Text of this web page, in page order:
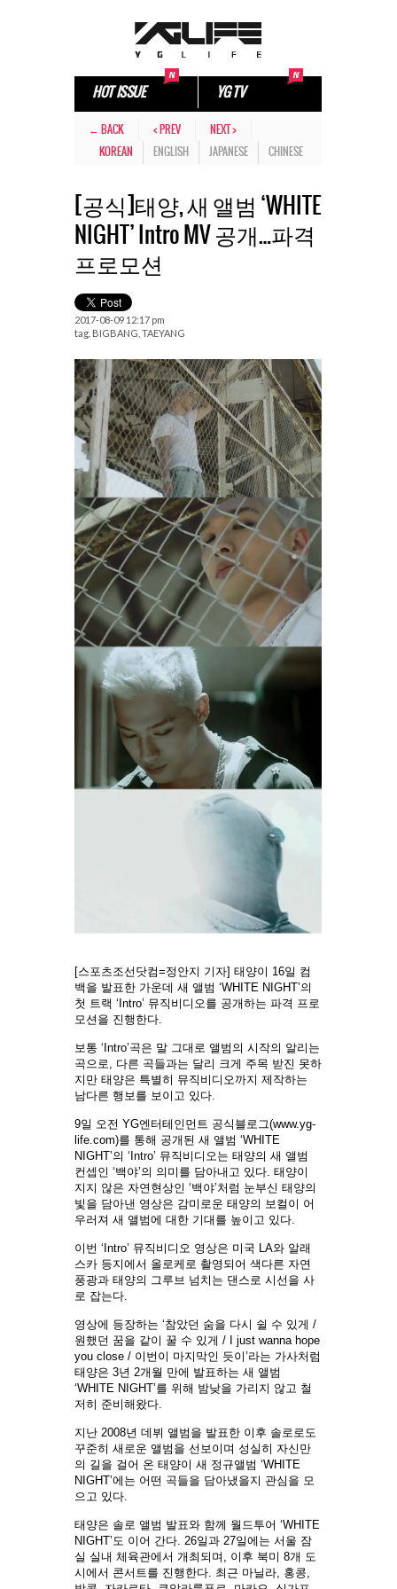
HOT ISSUE YG TV
← BACK < PREV
NEXT >
KOREAN
ENGLISH JAPANESE CHINESE
[공식]태양, 새 앨범 ‘WHITE
NIGHT’ Intro MV 공개…파격
프로모션
2017-08-09 12:17 pm
tag. BIGBANG TAEYANG
[스포츠조선닷컴=정안지 기자] 태양이 16일 컴
백을 발표한 가운데 새 앨범 ‘WHITE NIGHT’의
첫 트랙 ‘Intro’ 뮤직비디오를 공개하는 파격 프로
모션을 진행한다.
보통 ‘Intro’곡은 말 그대로 앨범의 시작의 알리는
곡으로, 다른 곡들과는 달리 크게 주목 받진 못하
지만 태양은 특별히 뮤직비디오까지 제작하는
남다른 행보를 보이고 있다.
9일 오전 YG엔터테인먼트 공식블로그(www.yg-
life.com)를 통해 공개된 새 앨범 ‘WHITE
NIGHT’의 ‘Intro’ 뮤직비디오는 태양의 새 앨범
컨셉인 ‘백야’의 의미를 담아내고 있다. 태양이
지지 않은 자연현상인 ‘백야’처럼 눈부신 태양의
빛을 담아낸 영상은 감미로운 태양의 보컬이 어
우러져 새 앨범에 대한 기대를 높이고 있다.
이번 ‘Intro’ 뮤직비디오 영상은 미국 LA와 알래
스카 등지에서 올로케로 촬영되어 색다른 자연
풍광과 태양의 그루브 넘치는 댄스로 시선을 사
로 잡는다.
영상에 등장하는 ‘참았던 숨을 다시 쉴 수 있게 /
원했던 꿈을 같이 꿀 수 있게 / I just wanna hope
you close / 이번이 마지막인 듯이’라는 가사처럼
태양은 3년 2개월 만에 발표하는 새 앨범
‘WHITE NIGHT’를 위해 밤낮을 가리지 않고 철
저히 준비해왔다.
지난 2008년 데뷔 앨범을 발표한 이후 솔로로도
꾸준히 새로운 앨범을 선보이며 성실히 자신만
의 길을 걸어 온 태양이 새 정규앨범 ‘WHITE
NIGHT’에는 어떤 곡들을 담아냈을지 관심을 모
으고 있다.
태양은 솔로 앨범 발표와 함께 월드투어 ‘WHITE
NIGHT’도 이어 간다. 26일과 27일에는 서울 잠
실 실내 체육관에서 개최되며, 이후 북미 8개 도
시에서 콘서트를 진행한다. 최근 마닐라, 홍콩,